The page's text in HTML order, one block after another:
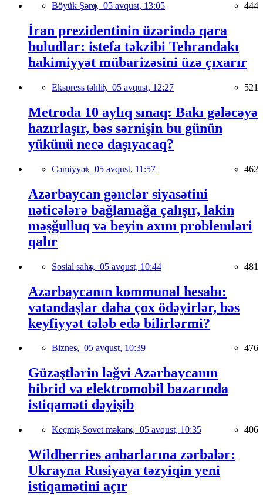
Böyük Şərq, 05 avqust, 13:05 444
İran prezidentinin üzərində qara
buludlar: istefa təkzibi Tehrandakı
hakimiyyət mübarizəsini üzə çıxarır
Ekspress təhlil, 05 avqust, 12:27 521
Metroda 10 aylıq sınaq: Bakı gələcəyə
hazırlaşır, bəs sərnişin bu günün
yükünü necə daşıyacaq?
Cəmiyyət, 05 avqust, 11:57 462
Azərbaycan gənclər siyasətini
nəticələrə bağlamağa çalışır, lakin
məşğulluq və beyin axını problemləri
qalır
Sosial sahə, 05 avqust, 10:44 481
Azərbaycanın kommunal hesabı:
vətəndaşlar daha çox ödəyirlər, bəs
keyfiyyət tələb edə bilirlərmi?
Biznes, 05 avqust, 10:39 476
Güzəştlərin ləğvi Azərbaycanın
hibrid və elektromobil bazarında
istiqaməti dəyişib
Keçmiş Sovet məkanı, 05 avqust, 10:35 406
Wildberries anbarlarına zərbələr:
Ukrayna Rusiyaya təzyiqin yeni
istiqamətini açır